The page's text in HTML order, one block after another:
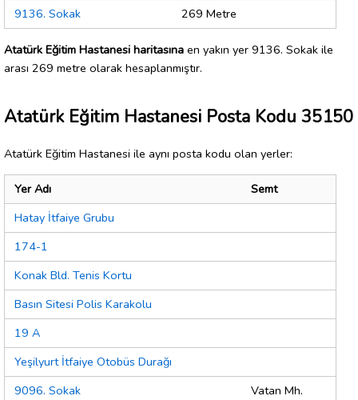
9136. Sokak
269 Metre
Atatürk Eğitim Hastanesi haritasına en yakın yer 9136. Sokak ile
arası 269 metre olarak hesaplanmıştır.
Atatürk Eğitim Hastanesi Posta Kodu 35150
Atatürk Eğitim Hastanesi ile aynı posta kodu olan yerler:
Yer Adı
Semt
Hatay İtfaiye Grubu
174-1
Konak Bld. Tenis Kortu
Basın Sitesi Polis Karakolu
19 A
Yeşilyurt İtfaiye Otobüs Durağı
9096. Sokak
Vatan Mh.